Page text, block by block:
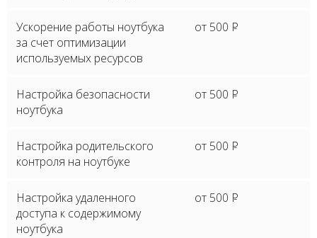
Ускорение работы ноутбука
за счет оптимизации
используемых ресурсов
от 500 P
Настройка безопасности
ноутбука
от 500 P
Настройка родительского
контроля на ноутбуке
от 500 P
Настройка удаленного
доступа к содержимому
ноутбука
от 500 P